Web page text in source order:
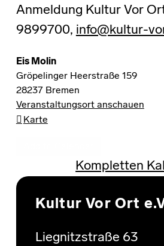
Anmeldung Kultur Vor
9899700, info@kultur-
Eis Molin
Gröpelinger Heerstraße 159
28237 Bremen
Veranstaltungsort anschauen
Karte
Kompletten
Skip back to main navigation
Kultur Vor Ort
Liegnitzstraße 63